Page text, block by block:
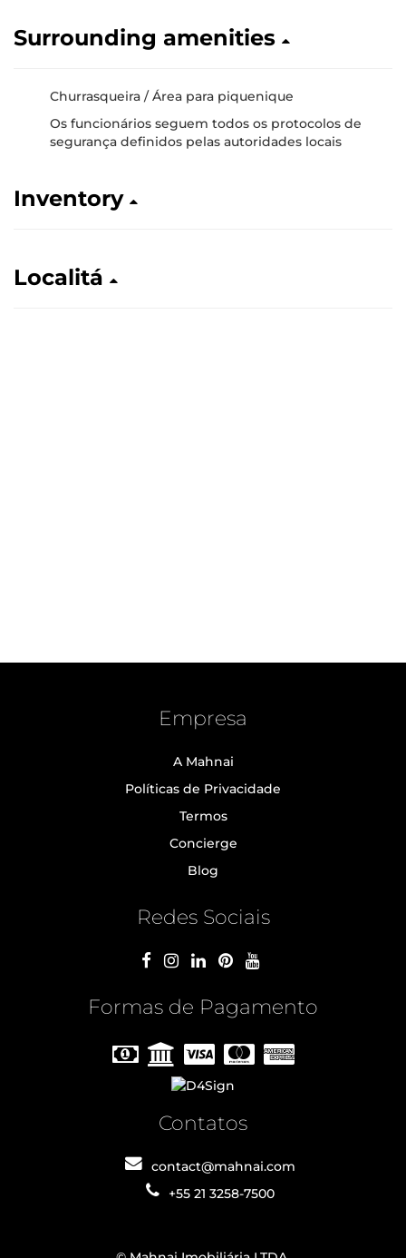
Surrounding amenities
Churrasqueira / Área para piquenique
Os funcionários seguem todos os protocolos de
segurança definidos pelas autoridades locais
Inventory
Localitá
Empresa
A Mahnai
Políticas de Privacidade
Termos
Concierge
Blog
Redes Sociais
Formas de Pagamento
Contatos
contact@mahnai.com
+55 21 3258-7500